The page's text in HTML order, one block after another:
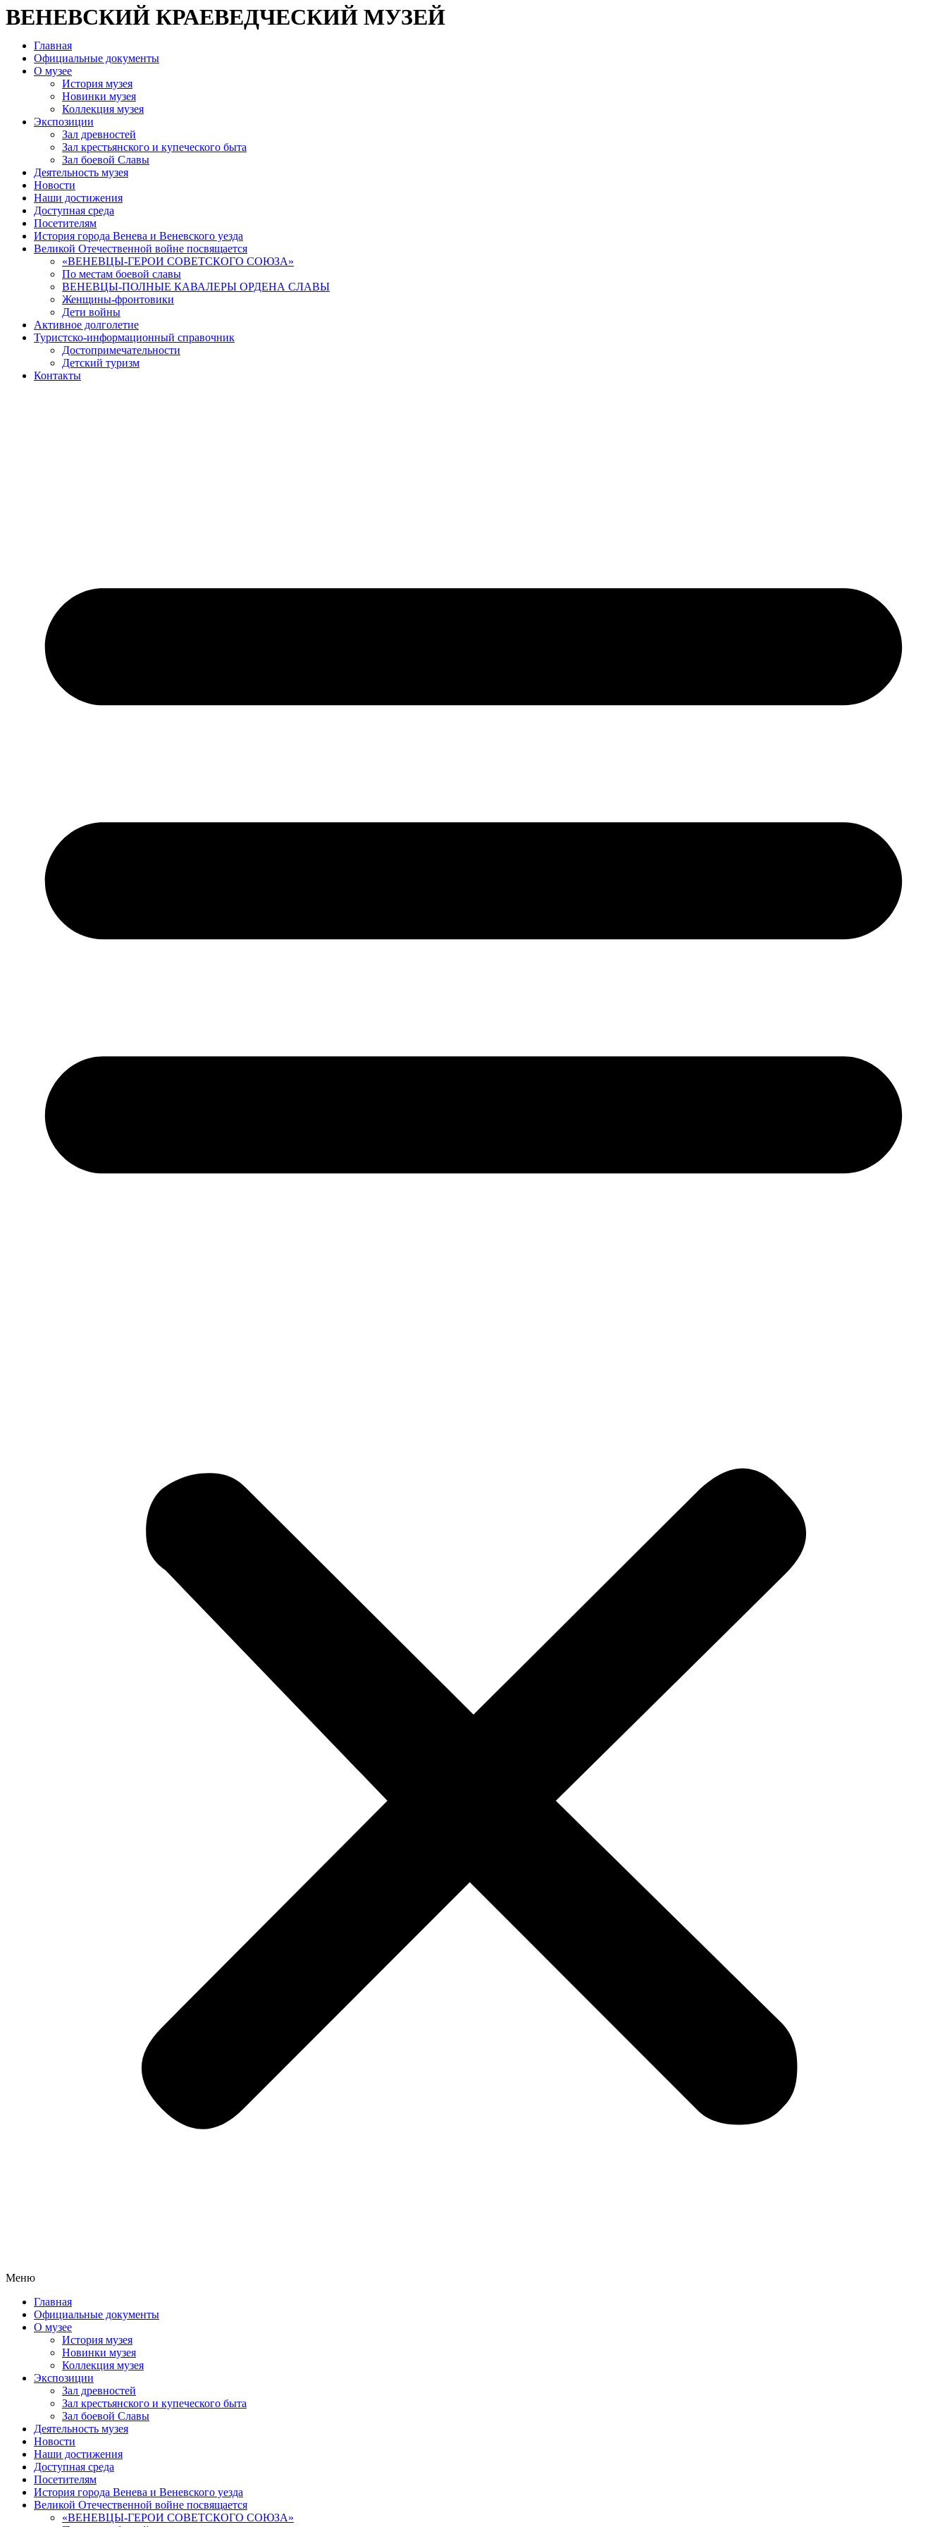
ВЕНЕВСКИЙ КРАЕВЕДЧЕСКИЙ МУЗЕЙ
Главная
Официальные документы
О музее
История музея
Новинки музея
Коллекция музея
Экспозиции
Зал древностей
Зал крестьянского и купеческого быта
Зал боевой Славы
Деятельность музея
Новости
Наши достижения
Доступная среда
Посетителям
История города Венева и Веневского уезда
Великой Отечественной войне посвящается
«ВЕНЕВЦЫ-ГЕРОИ СОВЕТСКОГО СОЮЗА»
По местам боевой славы
ВЕНЕВЦЫ-ПОЛНЫЕ КАВАЛЕРЫ ОРДЕНА СЛАВЫ
Женщины-фронтовики
Дети войны
Активное долголетие
Туристско-информационный справочник
Достопримечательности
Детский туризм
Контакты
Меню
Главная
Официальные документы
О музее
История музея
Новинки музея
Коллекция музея
Экспозиции
Зал древностей
Зал крестьянского и купеческого быта
Зал боевой Славы
Деятельность музея
Новости
Наши достижения
Доступная среда
Посетителям
История города Венева и Веневского уезда
Великой Отечественной войне посвящается
«ВЕНЕВЦЫ-ГЕРОИ СОВЕТСКОГО СОЮЗА»